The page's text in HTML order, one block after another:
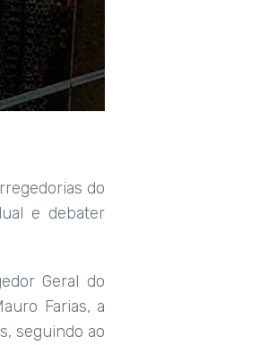
do
e debater
Geral do
Farias, a
seguindo ao